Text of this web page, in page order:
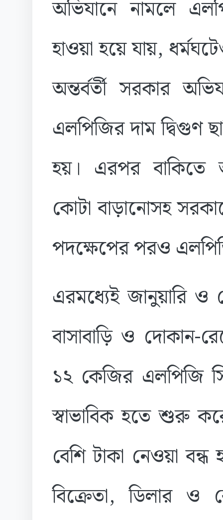
অভিযানে নামলে
হাওয়া হয়ে যায়,
অন্তর্বর্তী সরকার
এলপিজির দাম দ্বিগুণ
হয়। এরপর বাকিতে
কোটা বাড়ানোসহ
পদক্ষেপের পরও
এরমধ্যেই জানুয়ারি ও
বাসাবাড়ি ও দোকান-
১২ কেজির এলপিজি
স্বাভাবিক হতে শুরু
বেশি টাকা নেওয়া
বিক্রেতা, ডিলার ও